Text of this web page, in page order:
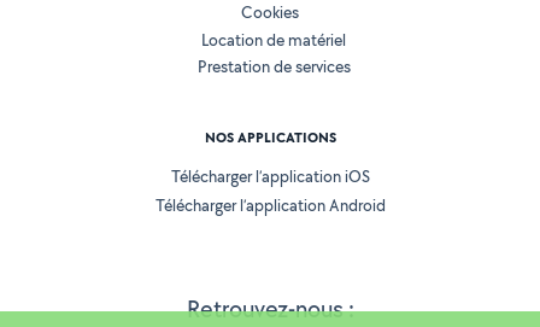
Retrouvez-nous :
Cookies
Location de matériel
Prestation de services
NOS APPLICATIONS
Télécharger l’application iOS
Télécharger l’application Android